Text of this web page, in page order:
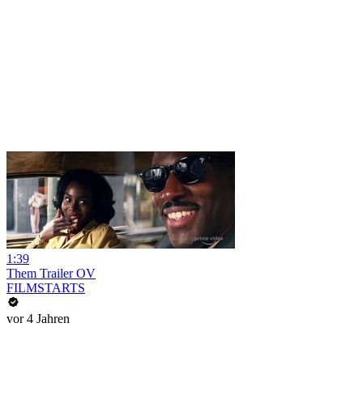
1:39
Them Trailer OV
FILMSTARTS
vor 4 Jahren